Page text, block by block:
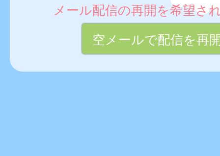
メール配信の再開を希望さ
空メールで配信を再